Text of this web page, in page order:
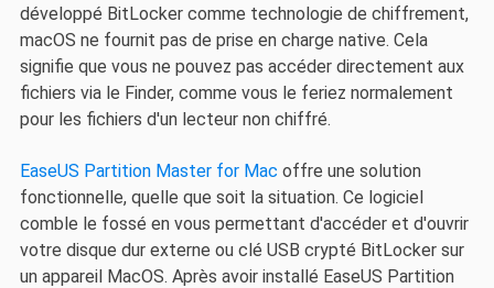
développé BitLocker comme technologie de chiffrement,
macOS ne fournit pas de prise en charge native. Cela
signifie que vous ne pouvez pas accéder directement aux
fichiers via le Finder, comme vous le feriez normalement
pour les fichiers d'un lecteur non chiffré.
EaseUS Partition Master for Mac offre une solution
fonctionnelle, quelle que soit la situation. Ce logiciel
comble le fossé en vous permettant d'accéder et d'ouvrir
votre disque dur externe ou clé USB crypté BitLocker sur
un appareil MacOS. Après avoir installé EaseUS Partition